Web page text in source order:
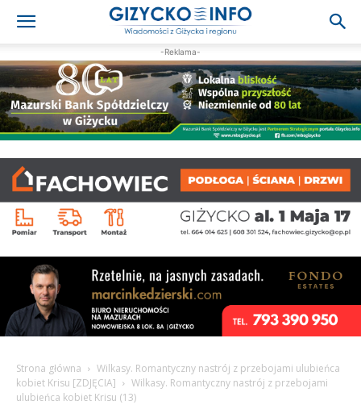
-Reklama-
Strona główna
Wilkasy. Romantyczny nastrój z przebojami ulubieńca
kobiet Krisu [ZDJĘCIA]
Wilkasy. Romantyczny nastrój z przebojami
ulubieńca kobiet Krisu (13)